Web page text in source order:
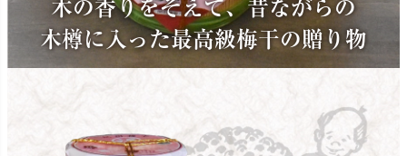
木の香りをそえて、昔ながらの
木樽に入った最高級梅干の贈り物